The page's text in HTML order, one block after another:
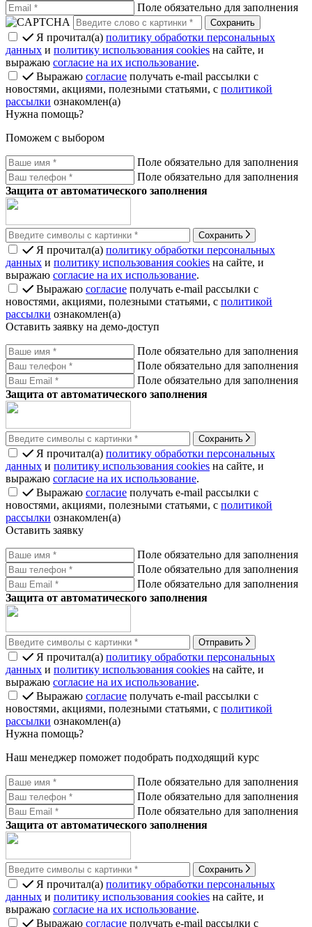
Поле обязательно для заполнения
Я прочитал(а) политику обработки персональных
данных и политику использования cookies на сайте, и
выражаю согласие на их использование.
Выражаю согласие получать e-mail рассылки с
новостями, акциями, полезными статьями, с политикой
рассылки ознакомлен(а)
Нужна помощь?
Поможем с выбором
Поле обязательно для заполнения
Поле обязательно для заполнения
Защита от автоматического заполнения
Сохранить
Я прочитал(а) политику обработки персональных
данных и политику использования cookies на сайте, и
выражаю согласие на их использование.
Выражаю согласие получать e-mail рассылки с
новостями, акциями, полезными статьями, с политикой
рассылки ознакомлен(а)
Оставить заявку на демо-доступ
Поле обязательно для заполнения
Поле обязательно для заполнения
Поле обязательно для заполнения
Защита от автоматического заполнения
Сохранить
Я прочитал(а) политику обработки персональных
данных и политику использования cookies на сайте, и
выражаю согласие на их использование.
Выражаю согласие получать e-mail рассылки с
новостями, акциями, полезными статьями, с политикой
рассылки ознакомлен(а)
Оставить заявку
Поле обязательно для заполнения
Поле обязательно для заполнения
Поле обязательно для заполнения
Защита от автоматического заполнения
Отправить
Я прочитал(а) политику обработки персональных
данных и политику использования cookies на сайте, и
выражаю согласие на их использование.
Выражаю согласие получать e-mail рассылки с
новостями, акциями, полезными статьями, с политикой
рассылки ознакомлен(а)
Нужна помощь?
Наш менеджер поможет подобрать подходящий курс
Поле обязательно для заполнения
Поле обязательно для заполнения
Поле обязательно для заполнения
Защита от автоматического заполнения
Сохранить
Я прочитал(а) политику обработки персональных
данных и политику использования cookies на сайте, и
выражаю согласие на их использование.
Выражаю согласие получать e-mail рассылки с